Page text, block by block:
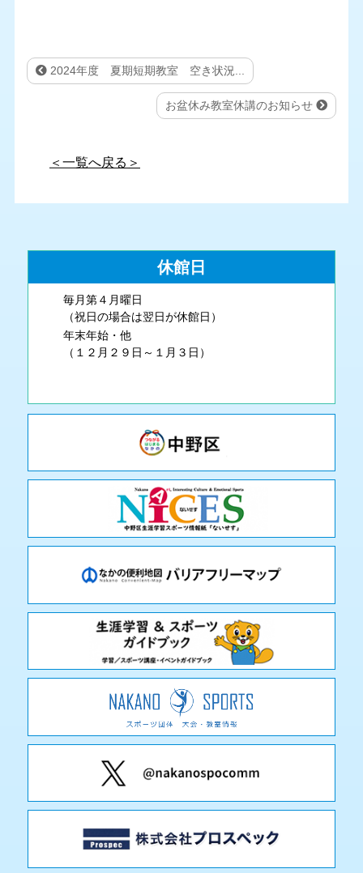
2024年度 夏期短期教室 空き状況...
お盆休み教室休講のお知らせ
＜一覧へ戻る＞
休館日
毎月第４月曜日
（祝日の場合は翌日が休館日）
年末年始・他
（１２月２９日～１月３日）